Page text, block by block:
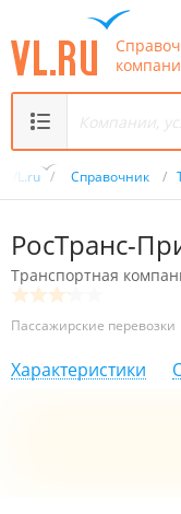
VL.ru / Справочник /
РосТранс-
Транспортная
Пассажирские перевозки
Характеристики